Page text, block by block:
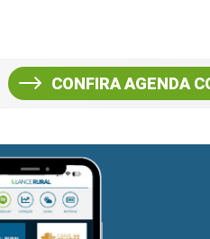
CONFIRA AGENDA